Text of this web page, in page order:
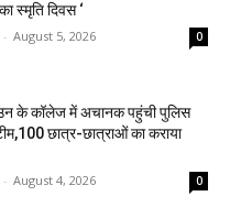
स्मृति दिवस ‘
- August 5, 2026 0
के कॉलेज में अचानक पहुंची पुलिस
छात्र-छात्राओं का कराया
- August 4, 2026 0